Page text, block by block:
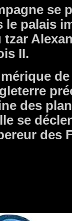
se
le palais
tzar
II.
des
se
des